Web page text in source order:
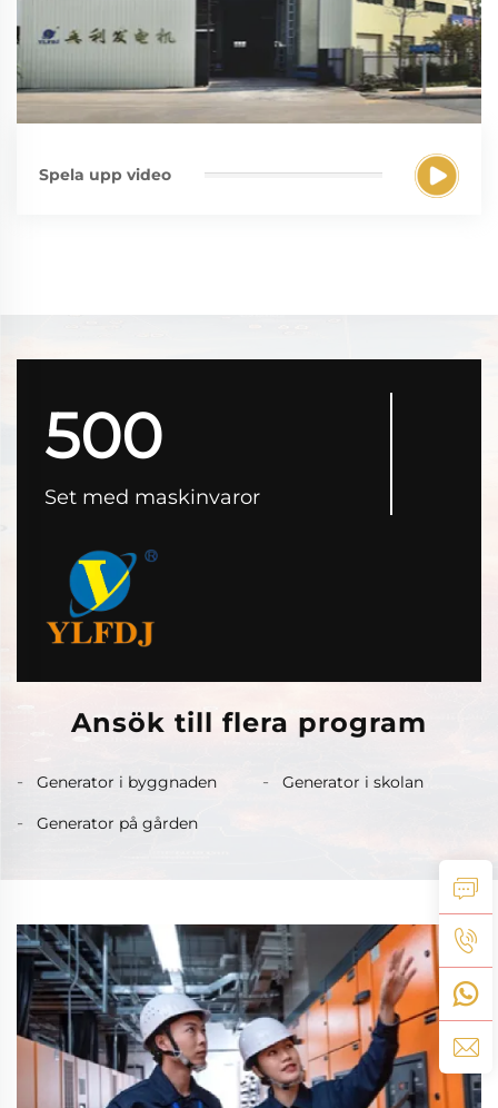
Spela upp video
500
Set med maskinvaror
Ansök till flera program
Generator i byggnaden Generator i skolan
Generator på gården